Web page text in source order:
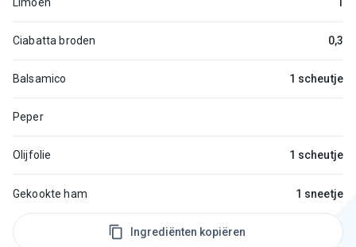
Ciabatta broden 0,3
Balsamico 1 scheutje
Peper
Olijfolie 1 scheutje
Gekookte ham 1 sneetje
Ingrediënten kopiëren